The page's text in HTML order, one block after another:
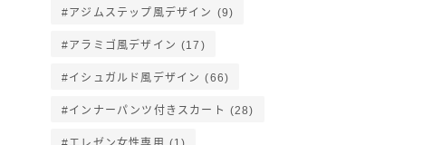
アジムステップ風デザイン (9)
アラミゴ風デザイン (17)
イシュガルド風デザイン (66)
インナーパンツ付きスカート (28)